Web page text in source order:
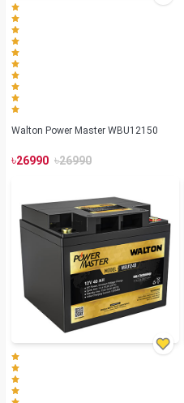
Walton Power Master WBU12150
৳26990 ৳26990